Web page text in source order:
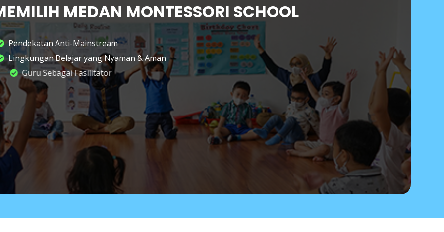
MEDAN MONTESSORI SCHOOL
Pendekatan Anti-Mainstream
Lingkungan Belajar yang Nyaman & Aman
Guru Sebagai Fasilitator
Kolaborasi dengan Orang Tua & Komunitas
Metode Montessori yang Terbukti Selama Ratusan Tahun
Medan Montessori School
kombinasi soft skills dan hard